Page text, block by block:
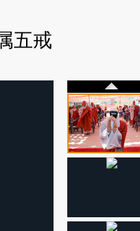
五戒